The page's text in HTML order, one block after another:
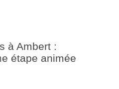
à Ambert :
étape animée